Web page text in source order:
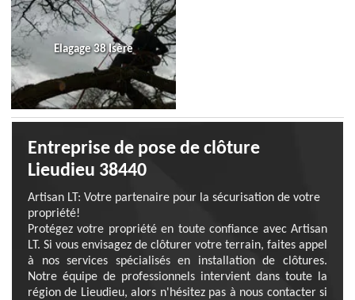
Elagage 38 Isère
Entreprise de pose de clôture
Lieudieu 38440
Artisan LT: Votre partenaire pour la sécurisation de votre
propriété!
Protégez votre propriété en toute confiance avec Artisan
LT. Si vous envisagez de clôturer votre terrain, faites appel
à nos services spécialisés en installation de clôtures.
Notre équipe de professionnels intervient dans toute la
région de Lieudieu, alors n'hésitez pas à nous contacter si